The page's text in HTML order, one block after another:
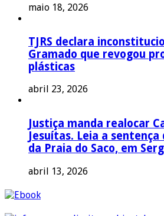
maio 18, 2026
TJRS declara
Gramado que revogou
plásticas
abril 23, 2026
Justiça manda realocar
Jesuítas. Leia a
da Praia do Saco, em
abril 13, 2026